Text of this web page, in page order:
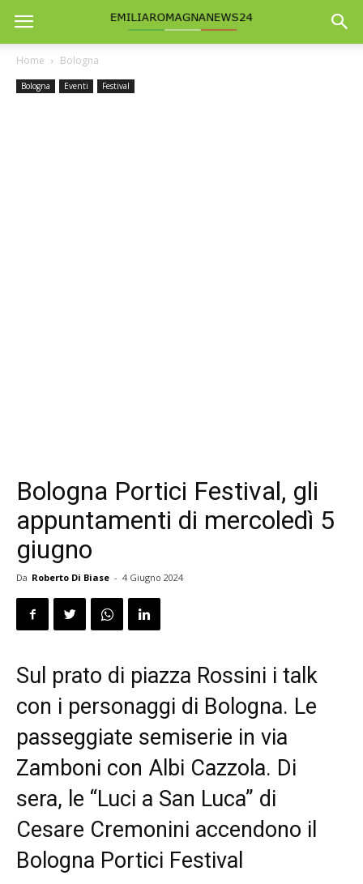
Home Bologna
Bologna Eventi Festival
Bologna Portici Festival, gli
appuntamenti di mercoledì 5
giugno
Da Roberto Di Biase - 4 Giugno 2024
Sul prato di piazza Rossini i talk
con i personaggi di Bologna. Le
passeggiate semiserie in via
Zamboni con Albi Cazzola. Di
sera, le “Luci a San Luca” di
Cesare Cremonini accendono il
Bologna Portici Festival